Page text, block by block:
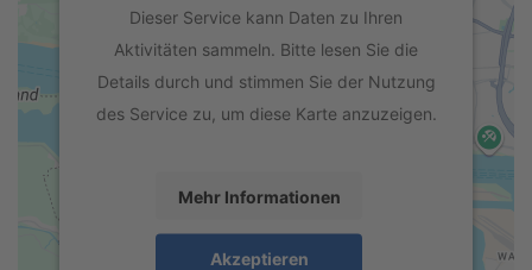
Dieser Service kann Daten zu Ihren
Aktivitäten sammeln. Bitte lesen Sie die
Details durch und stimmen Sie der Nutzung
des Service zu, um diese Karte anzuzeigen.
Mehr Informationen
Akzeptieren